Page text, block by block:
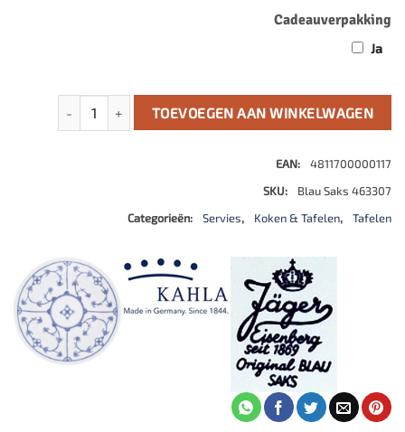
Cadeauverpakking
Ja
Schaal ovaal groot aantalTOEVOEGEN AAN WINKELWAGEN
EAN:
4811700000117
SKU:
Blau Saks 463307
Categorieën:
Servies, Koken & Tafelen, Tafelen